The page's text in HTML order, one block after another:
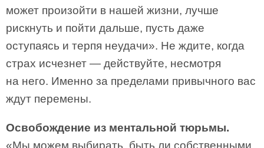
может произойти в нашей жизни, лучше
рискнуть и пойти дальше, пусть даже
оступаясь и терпя неудачи». Не ждите, когда
страх исчезнет — действуйте, несмотря
на него. Именно за пределами привычного вас
ждут перемены.
Освобождение из ментальной тюрьмы.